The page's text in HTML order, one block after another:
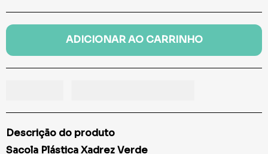
ADICIONAR AO CARRINHO
Descrição do produto
Sacola Plástica Xadrez Verde